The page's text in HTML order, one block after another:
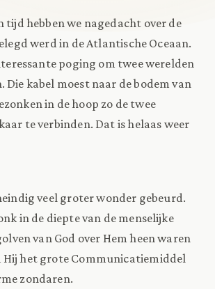
tijd hebben we nagedacht over de
werd in de Atlantische Oceaan.
poging om twee werelden
Die kabel moest naar de bodem van
in de hoop zo de twee
te verbinden. Dat is helaas weer
veel groter wonder gebeurd.
in de diepte van de menselijke
van God over Hem heen waren
Hij het grote Communicatiemiddel
zondaren.